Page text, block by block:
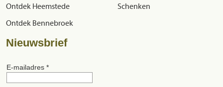
Ontdek Heemstede
Ontdek Bennebroek
Schenken
Nieuwsbrief